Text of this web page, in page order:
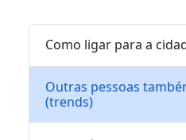
Como ligar para a
Outras pessoas
(trends)